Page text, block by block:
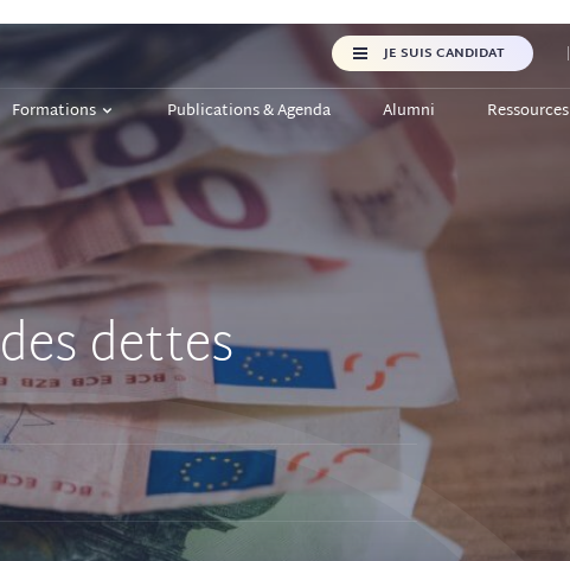
JE SUIS CANDIDAT
Formations Publications & Agenda Alumni Ressources
dettes